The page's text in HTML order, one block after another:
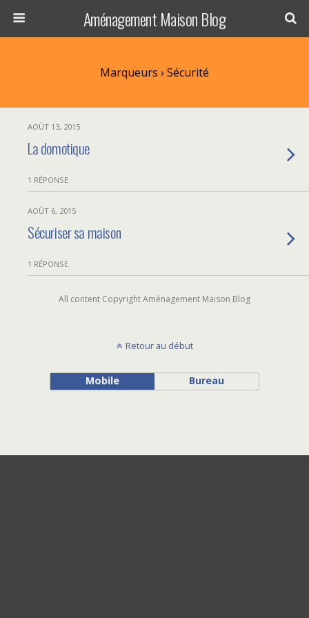
Aménagement Maison Blog
Marqueurs › Sécurité
AOÛT 13, 2015
La domotique
1 RÉPONSE
AOÛT 6, 2015
Sécuriser sa maison
1 RÉPONSE
All content Copyright Aménagement Maison Blog
Retour au début
Mobile Bureau